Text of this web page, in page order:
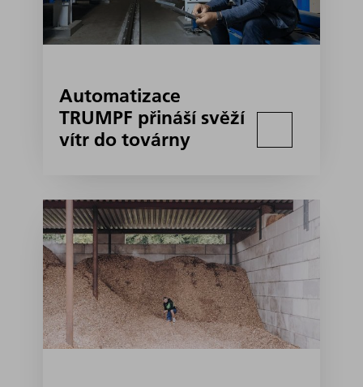
Automatizace
TRUMPF přináší svěží
vítr do továrny